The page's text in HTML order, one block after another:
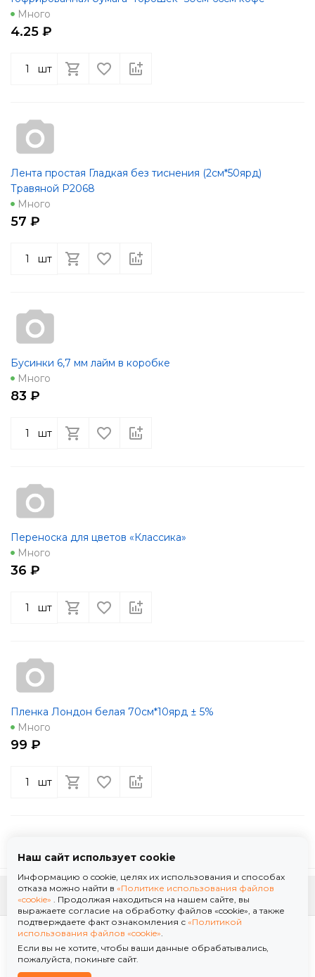
Много
4.25 ₽
шт
Лента простая Гладкая без тиснения (2см*50ярд)
Травяной Р2068
Много
57 ₽
шт
Бусинки 6,7 мм лайм в коробке
Много
83 ₽
шт
Переноска для цветов «Классика»
Много
36 ₽
шт
Пленка Лондон белая 70см*10ярд ± 5%
Много
99 ₽
шт
К началу страницы
© 2026 ООО "Флор Мануфактура" .Все права защищены. Информация сайта защищена
Политика обработки персональных данных
Политика использования файлов «cookie»
Наш сайт использует cookie
Информацию о cookie, целях их использования и способах
отказа можно найти в «Политике использования файлов
«cookie» . Продолжая находиться на нашем сайте, вы
выражаете согласие на обработку файлов «cookie», а также
подтверждаете факт ознакомления с «Политикой
использования файлов «cookie».
Если вы не хотите, чтобы ваши данные обрабатывались,
пожалуйста, покиньте сайт.